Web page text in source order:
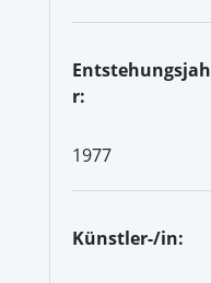
Entstehungsjah
r:
1977
Künstler-/in: